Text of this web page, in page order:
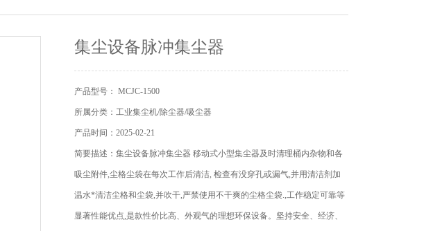
集尘设备脉冲集尘器
产品型号： MCJC-1500
所属分类：工业集尘机/除尘器/吸尘器
产品时间：2025-02-21
简要描述：集尘设备脉冲集尘器 移动式小型集尘器及时清理桶内杂物和各
吸尘附件,尘格尘袋在每次工作后清洁, 检查有没穿孔或漏气,并用清洁剂加
温水*清洁尘格和尘袋,并吹干,严禁使用不干爽的尘格尘袋.,工作稳定可靠等
显著性能优点,是款性价比高、外观气的理想环保设备。坚持安全、经济、